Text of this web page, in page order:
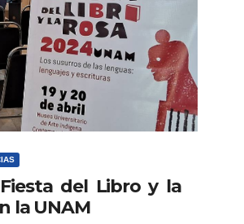
del Libro y la
la UNAM